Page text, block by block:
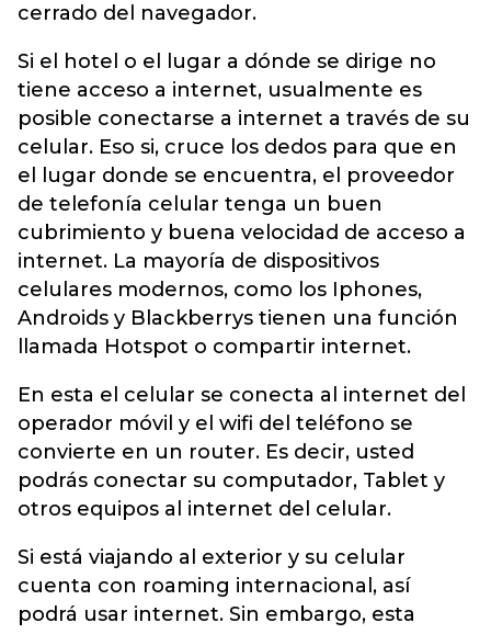
cerrado del navegador.
Si el hotel o el lugar a dónde se dirige no
tiene acceso a internet, usualmente es
posible conectarse a internet a través de su
celular. Eso si, cruce los dedos para que en
el lugar donde se encuentra, el proveedor
de telefonía celular tenga un buen
cubrimiento y buena velocidad de acceso a
internet. La mayoría de dispositivos
celulares modernos, como los Iphones,
Androids y Blackberrys tienen una función
llamada Hotspot o compartir internet.
En esta el celular se conecta al internet del
operador móvil y el wifi del teléfono se
convierte en un router. Es decir, usted
podrás conectar su computador, Tablet y
otros equipos al internet del celular.
Si está viajando al exterior y su celular
cuenta con roaming internacional, así
podrá usar internet. Sin embargo, esta